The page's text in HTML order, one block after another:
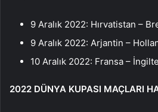
9 Aralık 2022: Hırvatistan –
9 Aralık 2022: Arjantin –
10 Aralık 2022: Fransa –
2022 DÜNYA KUPASI MAÇLARI